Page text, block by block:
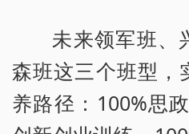
未来领军班、
森班这三个班型，
养路径：100%思